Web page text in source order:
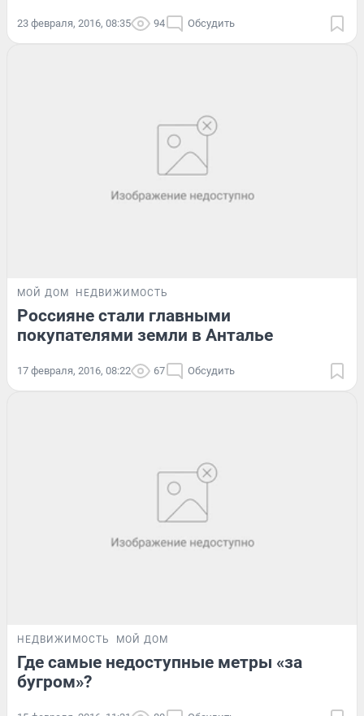
23 февраля, 2016, 08:35 94 Обсудить
МОЙ ДОМ НЕДВИЖИМОСТЬ
Россияне стали главными
покупателями земли в Анталье
17 февраля, 2016, 08:22 67 Обсудить
НЕДВИЖИМОСТЬ МОЙ ДОМ
Где самые недоступные метры «за
бугром»?